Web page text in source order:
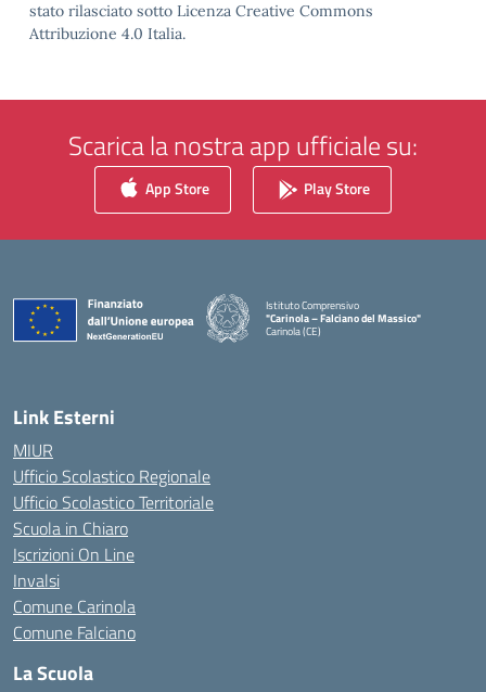
stato rilasciato sotto Licenza Creative Commons
Attribuzione 4.0 Italia.
Scarica la nostra app ufficiale su:
App Store Play Store
Istituto Comprensivo
"Carinola – Falciano del Massico"
Carinola (CE)
Link Esterni
MIUR
Ufficio Scolastico Regionale
Ufficio Scolastico Territoriale
Scuola in Chiaro
Iscrizioni On Line
Invalsi
Comune Carinola
Comune Falciano
La Scuola